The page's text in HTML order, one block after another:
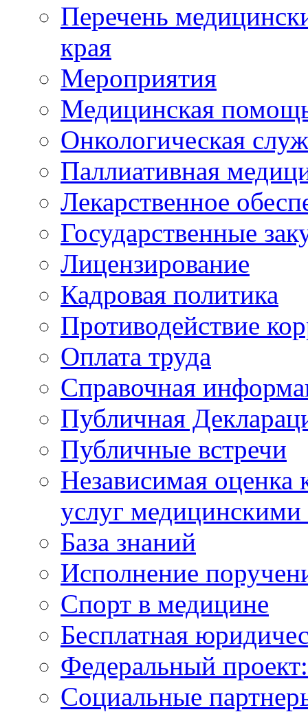
Перечень
края
Мероприятия
Медицинская
Онкологическая
Паллиативная
Лекарственное
Государственные
Лицензирование
Кадровая политика
Противодействие
Оплата труда
Справочная
Публичная
Публичные встречи
Независимая оценка
услуг
База знаний
Исполнение
Спорт в медицине
Бесплатная
Федеральный
Социальные